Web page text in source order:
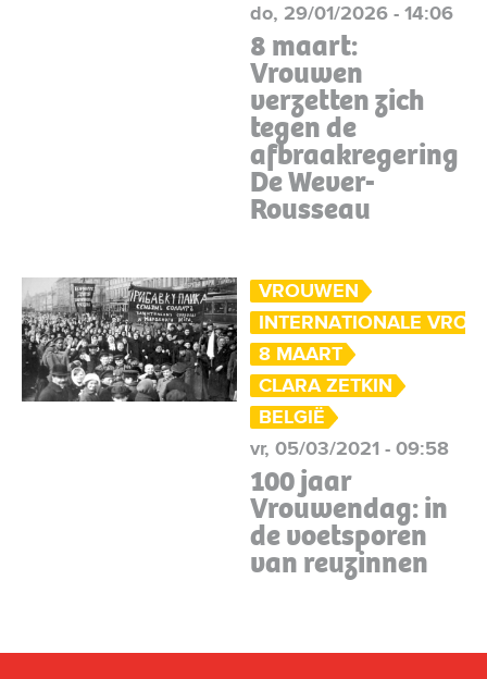
do, 29/01/2026 - 14:06
8 maart:
Vrouwen
verzetten zich
tegen de
afbraakregering
De Wever-
Rousseau
VROUWEN
INTERNATIONALE
8 MAART
CLARA ZETKIN
BELGIË
vr, 05/03/2021 - 09:58
100 jaar
Vrouwendag: in
de voetsporen
van reuzinnen